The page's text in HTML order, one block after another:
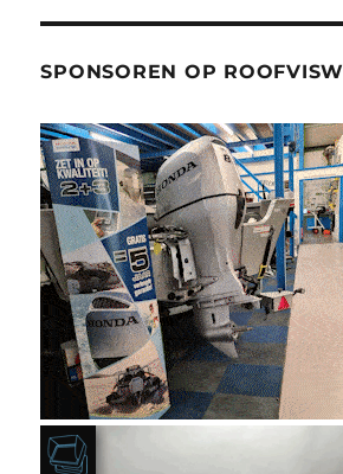
SPONSOREN OP